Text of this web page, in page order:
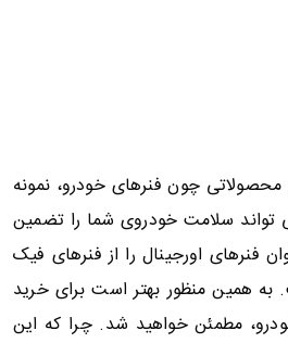
محصولاتی چون فنرهای خودرو، نمونه
تواند سلامت خودروی شما را تضمین
اورجینال را از فنرهای فیک
همین منظور بهتر است برای خرید
مطمئن خواهید شد. چرا که این